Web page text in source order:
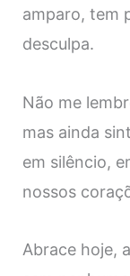
amparo, tem
desculpa.
Não me
mas ainda
em silêncio,
nossos
Abrace hoje,